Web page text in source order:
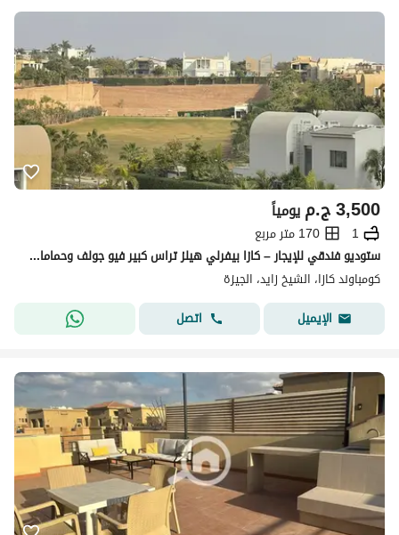
ج.م3,500 يومياً
1
170 متر مربع
ستوديو فندقي للإيجار – كازا بيفرلي هيلز تراس كبير فيو جولف وحمامات سباحة Wi-Fi | إيجار يومي – شهري – سنوي واتساب للتواص
كومباوند كازا، الشيخ زايد، الجيزة
الإيميل
اتصل